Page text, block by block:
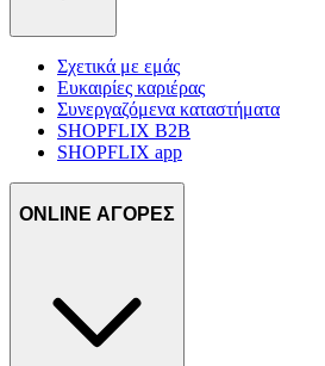
Σχετικά με εμάς
Ευκαιρίες καριέρας
Συνεργαζόμενα καταστήματα
SHOPFLIX B2B
SHOPFLIX app
ONLINE ΑΓΟΡΕΣ